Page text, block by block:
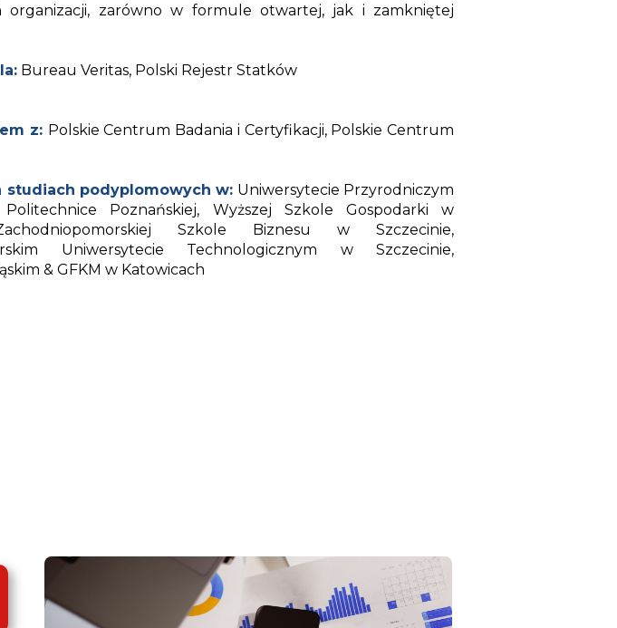
zarówno w formule otwartej, jak i zamkniętej
Bureau Veritas, Polski Rejestr Statków
z: Polskie Centrum Badania i Certyfikacji, Polskie Centrum
studiach podyplomowych w: Uniwersytecie Przyrodniczym
Politechnice Poznańskiej, Wyższej Szkole Gospodarki w
Szkole Biznesu w Szczecinie,
Uniwersytecie Technologicznym w Szczecinie,
& GFKM w Katowicach